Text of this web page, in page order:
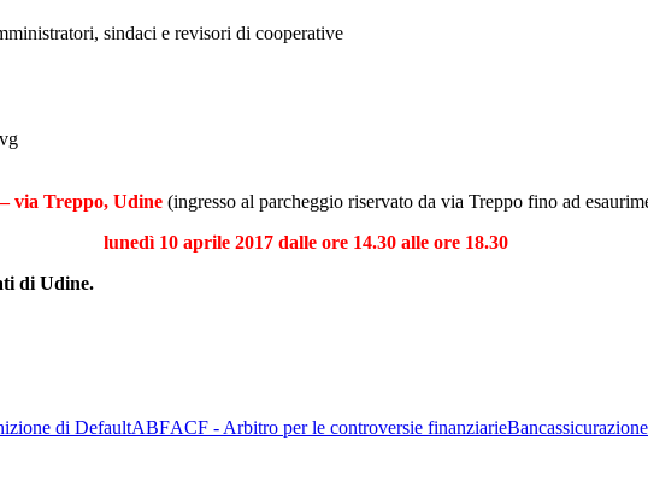
sindaci e revisori di cooperative
via Treppo, Udine (ingresso al parcheggio riservato da via Treppo fino ad
lunedì 10 aprile 2017 dalle ore 14.30 alle ore 18.30
di Udine.
di DefaultABFACF - Arbitro per le controversie finanziarieBancassicurazione